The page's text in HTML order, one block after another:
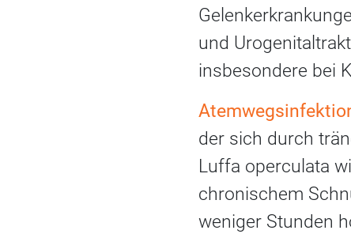
und
insbesondere bei
der sich durch
Luffa operculata
chronischem
weniger Stunden